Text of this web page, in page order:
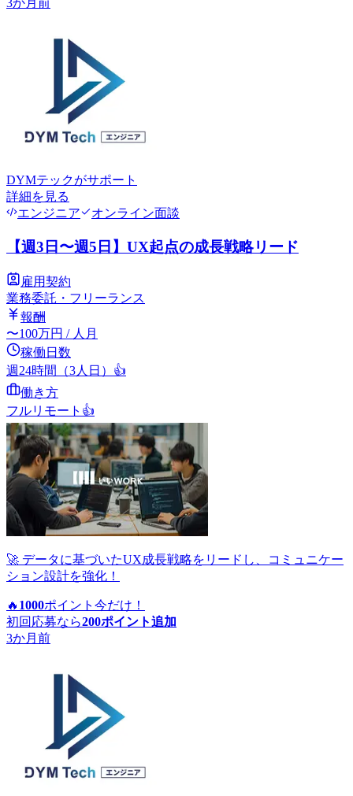
DYMテックがサポート
詳細を見る
エンジニア
オンライン面談
【週3日〜週5日】UX起点の成長戦略リード
雇用契約
業務委託・フリーランス
報酬
〜100万円 / 人月
稼働日数
週24時間（3人日） 👍
働き方
フルリモート 👍
🚀 データに基づいたUX成長戦略をリードし、コミュニケー
ション設計を強化！
🔥 1000ポイント 今だけ！
初回応募なら200ポイント追加
3か月前